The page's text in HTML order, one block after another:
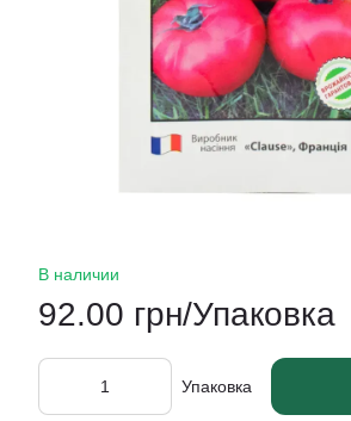
В наличии
92.00 грн/Упаковка
Упаковка